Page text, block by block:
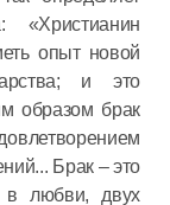
«Христианин
опыт новой
и это
образом брак
Брак – это
в любви, двух